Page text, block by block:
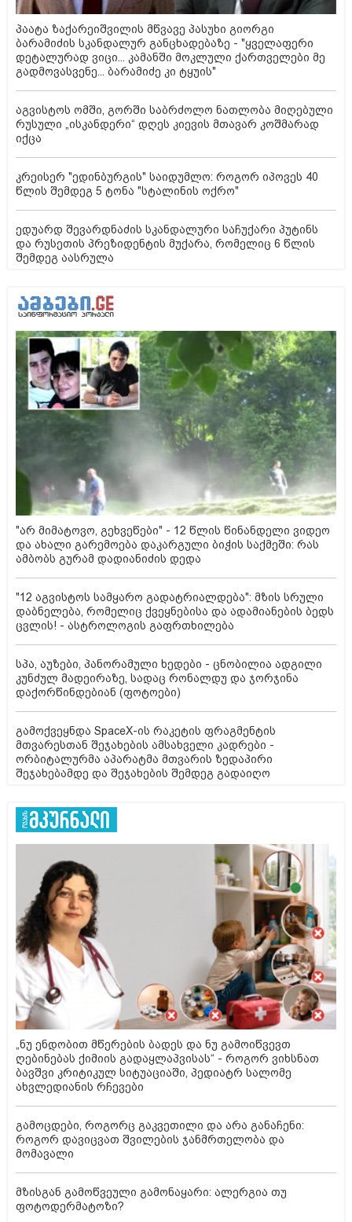
პაატა ზაქარეიშვილის მწვავე პასუხი გიორგი
ბარამიძის სკანდალურ განცხადებაზე - "ყველაფერი
დეტალურად ვიცი... კამანში მოკლული ქართველები მე
გადმოვასვენე... ბარამიძე კი ტყუის"
აგვისტოს ომში, გორში საბრძოლო ნათლობა მიღებული
რუსული „ისკანდერი“ დღეს კიევის მთავარ კოშმარად
იქცა
კრეისერ "ედინბურგის" საიდუმლო: როგორ იპოვეს 40
წლის შემდეგ 5 ტონა "სტალინის ოქრო"
ედუარდ შევარდნაძის სკანდალური საჩუქარი პუტინს
და რუსეთის პრეზიდენტის მუქარა, რომელიც 6 წლის
შემდეგ აასრულა
"არ მიმატოვო, გეხვეწები" - 12 წლის წინანდელი ვიდეო
და ახალი გარემოება დაკარგული ბიჭის საქმეში: რას
ამბობს გურამ დადიანიძის დედა
"12 აგვისტოს სამყარო გადატრიალდება": მზის სრული
დაბნელება, რომელიც ქვეყნებისა და ადამიანების ბედს
ცვლის! - ასტროლოგის გაფრთხილება
სპა, აუზები, პანორამული ხედები - ცნობილია ადგილი
კუნძულ მადეირაზე, სადაც რონალდუ და ჯორჯინა
დაქორწინდებიან (ფოტოები)
გამოქვეყნდა SpaceX-ის რაკეტის ფრაგმენტის
მთვარესთან შეჯახების ამსახველი კადრები -
ორბიტალურმა აპარატმა მთვარის ზედაპირი
შეჯახებამდე და შეჯახების შემდეგ გადაიღო
„ნუ ენდობით მწერების ბადეს და ნუ გამოიწვევთ
ღებინებას ქიმიის გადაყლაპვისას“ - როგორ ვიხსნათ
ბავშვი კრიტიკულ სიტუაციაში, პედიატრ სალომე
ახვლედიანის რჩევები
გამოცდები, როგორც გაკვეთილი და არა განაჩენი:
როგორ დავიცვათ შვილების ჯანმრთელობა და
მომავალი
მზისგან გამოწვეული გამონაყარი: ალერგია თუ
ფოტოდერმატოზი?